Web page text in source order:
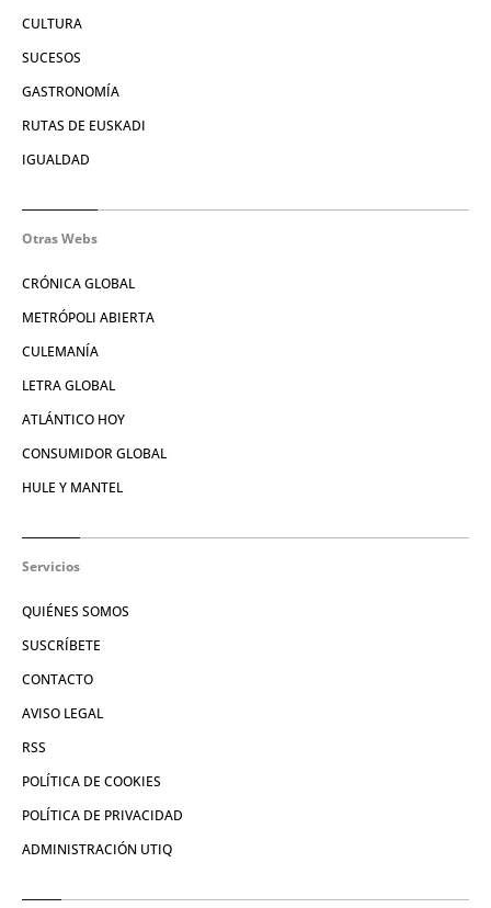
CULTURA
SUCESOS
GASTRONOMÍA
RUTAS DE EUSKADI
IGUALDAD
Otras Webs
CRÓNICA GLOBAL
METRÓPOLI ABIERTA
CULEMANÍA
LETRA GLOBAL
ATLÁNTICO HOY
CONSUMIDOR GLOBAL
HULE Y MANTEL
Servicios
QUIÉNES SOMOS
SUSCRÍBETE
CONTACTO
AVISO LEGAL
RSS
POLÍTICA DE COOKIES
POLÍTICA DE PRIVACIDAD
ADMINISTRACIÓN UTIQ